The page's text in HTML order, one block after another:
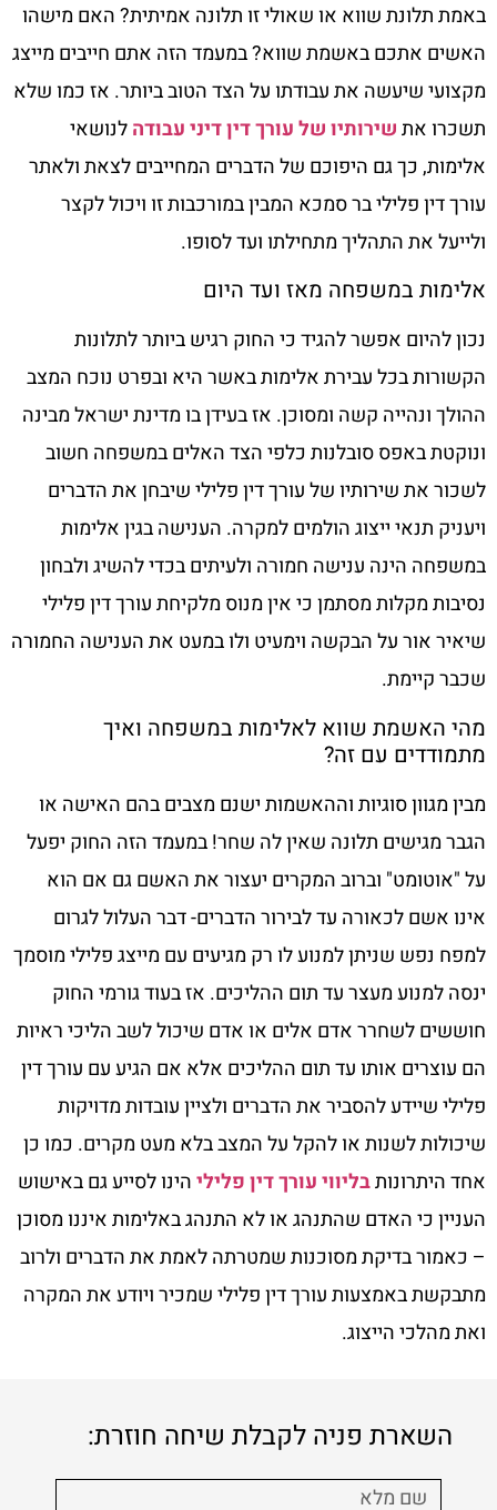
באמת תלונת שווא או שאולי זו תלונה אמיתית? האם מישהו
האשים אתכם באשמת שווא? במעמד הזה אתם חייבים מייצג
מקצועי שיעשה את עבודתו על הצד הטוב ביותר. אז כמו שלא
תשכרו אתשירותיו של עורך דין דיני עבודהלנושאי
אלימות, כך גם היפוכם של הדברים המחייבים לצאת ולאתר
עורך דין פלילי בר סמכא המבין במורכבות זו ויכול לקצר
ולייעל את התהליך מתחילתו ועד לסופו.
אלימות במשפחה מאז ועד היום
נכון להיום אפשר להגיד כי החוק רגיש ביותר לתלונות
הקשורות בכל עבירת אלימות באשר היא ובפרט נוכח המצב
ההולך ונהייה קשה ומסוכן. אז בעידן בו מדינת ישראל מבינה
ונוקטת באפס סובלנות כלפי הצד האלים במשפחה חשוב
לשכור את שירותיו של עורך דין פלילי שיבחן את הדברים
ויעניק תנאי ייצוג הולמים למקרה. הענישה בגין אלימות
במשפחה הינה ענישה חמורה ולעיתים בכדי להשיג ולבחון
נסיבות מקלות מסתמן כי אין מנוס מלקיחת עורך דין פלילי
שיאיר אור על הבקשה וימעיט ולו במעט את הענישה החמורה
שכבר קיימת.
מהי האשמת שווא לאלימות במשפחה ואיך
מתמודדים עם זה?
מבין מגוון סוגיות וההאשמות ישנם מצבים בהם האישה או
הגבר מגישים תלונה שאין לה שחר! במעמד הזה החוק יפעל
על "אוטומט" וברוב המקרים יעצור את האשם גם אם הוא
אינו אשם לכאורה עד לבירור הדברים- דבר העלול לגרום
למפח נפש שניתן למנוע לו רק מגיעים עם מייצג פלילי מוסמך
ינסה למנוע מעצר עד תום ההליכים. אז בעוד גורמי החוק
חוששים לשחרר אדם אלים או אדם שיכול לשב הליכי ראיות
הם עוצרים אותו עד תום ההליכים אלא אם הגיע עם עורך דין
פלילי שיידע להסביר את הדברים ולציין עובדות מדויקות
שיכולות לשנות או להקל על המצב בלא מעט מקרים. כמו כן
אחד היתרונותבליווי עורך דין פליליהינו לסייע גם באישוש
העניין כי האדם שהתנהג או לא התנהג באלימות איננו מסוכן
– כאמור בדיקת מסוכנות שמטרתה לאמת את הדברים ולרוב
מתבקשת באמצעות עורך דין פלילי שמכיר ויודע את המקרה
ואת מהלכי הייצוג.
השארת פניה לקבלת שיחה חוזרת: